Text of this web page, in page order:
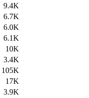
9.4K
6.7K
6.0K
6.1K
10K
3.4K
105K
17K
3.9K